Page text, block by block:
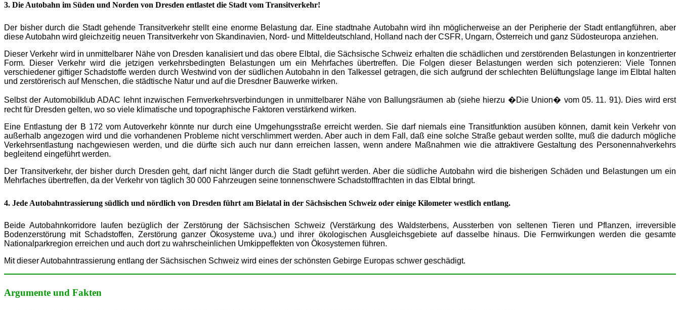
3. Die Autobahn im Süden und Norden von Dresden entlastet die Stadt vom Transitverkehr!
Der bisher durch die Stadt gehende Transitverkehr stellt eine enorme Belastung dar. Eine stadtnahe Autobahn wird ihn möglicherweise an der Peripherie der Stadt entlangführen, aber
diese Autobahn wird gleichzeitig neuen Transitverkehr von Skandinavien, Nord- und Mitteldeutschland, Holland nach der CSFR, Ungarn, Österreich und ganz Südosteuropa anziehen.
Dieser Verkehr wird in unmittelbarer Nähe von Dresden kanalisiert und das obere Elbtal, die Sächsische Schweiz erhalten die schädlichen und zerstörenden Belastungen in konzentrierter
Form. Dieser Verkehr wird die jetzigen verkehrsbedingten Belastungen um ein Mehrfaches übertreffen. Die Folgen dieser Belastungen werden sich potenzieren: Viele Tonnen
verschiedener giftiger Schadstoffe werden durch Westwind von der südlichen Autobahn in den Talkessel getragen, die sich aufgrund der schlechten Belüftungslage lange im Elbtal halten
und zerstörerisch auf Menschen, die städtische Natur und auf die Dresdner Bauwerke wirken.
Selbst der Automobilklub ADAC lehnt inzwischen Fernverkehrsverbindungen in unmittelbarer Nähe von Ballungsräumen ab (siehe hierzu �Die Union� vom 05. 11. 91). Dies wird erst
recht für Dresden gelten, wo so viele klimatische und topographische Faktoren verstärkend wirken.
Eine Entlastung der B 172 vom Autoverkehr könnte nur durch eine Umgehungsstraße erreicht werden. Sie darf niemals eine Transitfunktion ausüben können, damit kein Verkehr von
außerhalb angezogen wird und die vorhandenen Probleme nicht verschlimmert werden. Aber auch in dem Fall, daß eine solche Straße gebaut werden sollte, muß die dadurch mögliche
Verkehrsentlastung nachgewiesen werden, und die dürfte sich auch nur dann erreichen lassen, wenn andere Maßnahmen wie die attraktivere Gestaltung des Personennahverkehrs
begleitend eingeführt werden.
Der Transitverkehr, der bisher durch Dresden geht, darf nicht länger durch die Stadt geführt werden. Aber die südliche Autobahn wird die bisherigen Schäden und Belastungen um ein
Mehrfaches übertreffen, da der Verkehr von täglich 30 000 Fahrzeugen seine tonnenschwere Schadstofffrachten in das Elbtal bringt.
4. Jede Autobahntrassierung südlich und nördlich von Dresden führt am Bielatal in der Sächsischen Schweiz oder einige Kilometer westlich entlang.
Beide Autobahnkorridore laufen bezüglich der Zerstörung der Sächsischen Schweiz (Verstärkung des Waldsterbens, Aussterben von seltenen Tieren und Pflanzen, irreversible
Bodenzerstörung mit Schadstoffen, Zerstörung ganzer Ökosysteme uva.) und ihrer ökologischen Ausgleichsgebiete auf dasselbe hinaus. Die Fernwirkungen werden die gesamte
Nationalparkregion erreichen und auch dort zu wahrscheinlichen Umkippeffekten von Ökosystemen führen.
Mit dieser Autobahntrassierung entlang der Sächsischen Schweiz wird eines der schönsten Gebirge Europas schwer geschädigt.
Argumente und Fakten